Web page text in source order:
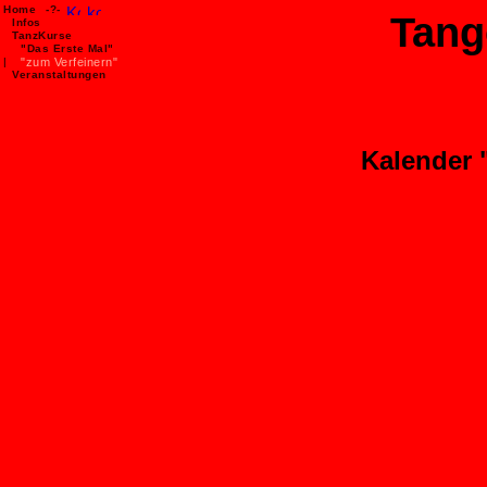
Home
-?-
Infos
TanzKurse
"Das Erste Mal"
|
"zum Verfeinern"
Veranstaltungen
Kalender